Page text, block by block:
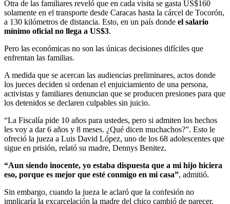
Otra de las familiares reveló que en cada visita se gasta US$160
solamente en el transporte desde Caracas hasta la cárcel de Tocorón,
a 130 kilómetros de distancia. Esto, en un país donde el salario
mínimo oficial no llega a US$3.
Pero las económicas no son las únicas decisiones difíciles que
enfrentan las familias.
A medida que se acercan las audiencias preliminares, actos donde
los jueces deciden si ordenan el enjuiciamiento de una persona,
activistas y familiares denuncian que se producen presiones para que
los detenidos se declaren culpables sin juicio.
“La Fiscalía pide 10 años para ustedes, pero si admiten los hechos
les voy a dar 6 años y 8 meses. ¿Qué dicen muchachos?”. Esto le
ofreció la jueza a Luis David López, uno de los 68 adolescentes que
sigue en prisión, relató su madre, Dennys Benitez.
“Aun siendo inocente, yo estaba dispuesta que a mi hijo hiciera
eso, porque es mejor que esté conmigo en mi casa”, admitió.
Sin embargo, cuando la jueza le aclaró que la confesión no
implicaría la excarcelación la madre del chico cambió de parecer.